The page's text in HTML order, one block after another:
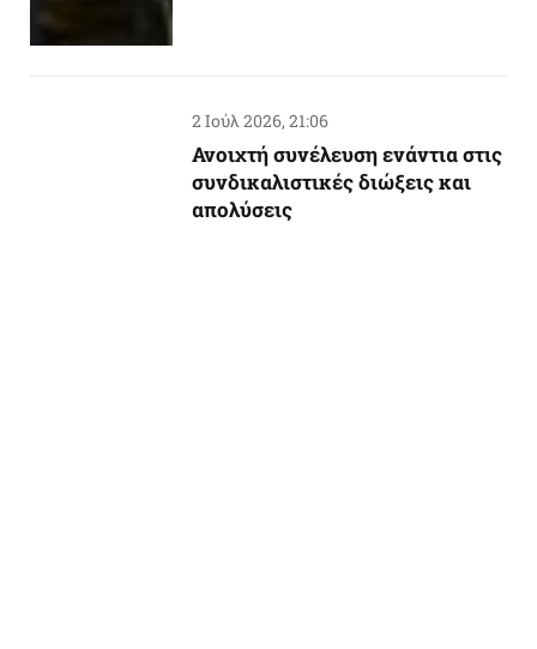
2 Ιούλ 2026, 21:06
Ανοιχτή συνέλευση ενάντια στις
συνδικαλιστικές διώξεις και
απολύσεις